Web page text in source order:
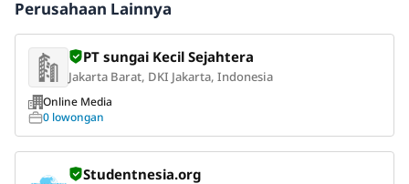
Perusahaan Lainnya
PT sungai Kecil Sejahtera
Jakarta Barat, DKI Jakarta, Indonesia
Online Media
0 lowongan
Studentnesia.org